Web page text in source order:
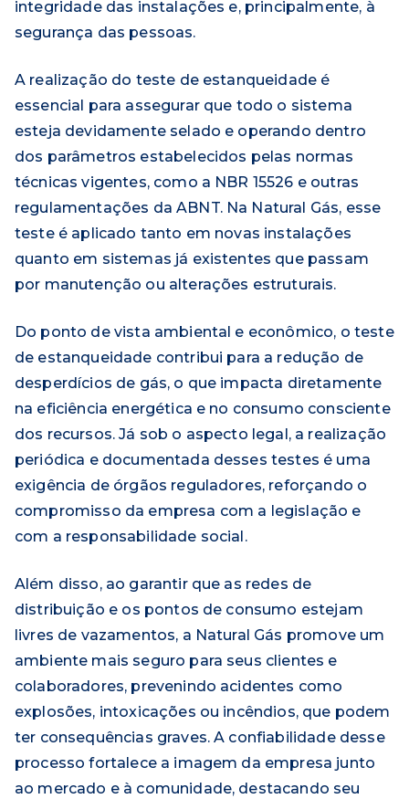
integridade das instalações e, principalmente, à
segurança das pessoas.
A realização do teste de estanqueidade é
essencial para assegurar que todo o sistema
esteja devidamente selado e operando dentro
dos parâmetros estabelecidos pelas normas
técnicas vigentes, como a NBR 15526 e outras
regulamentações da ABNT. Na Natural Gás, esse
teste é aplicado tanto em novas instalações
quanto em sistemas já existentes que passam
por manutenção ou alterações estruturais.
Do ponto de vista ambiental e econômico, o teste
de estanqueidade contribui para a redução de
desperdícios de gás, o que impacta diretamente
na eficiência energética e no consumo consciente
dos recursos. Já sob o aspecto legal, a realização
periódica e documentada desses testes é uma
exigência de órgãos reguladores, reforçando o
compromisso da empresa com a legislação e
com a responsabilidade social.
Além disso, ao garantir que as redes de
distribuição e os pontos de consumo estejam
livres de vazamentos, a Natural Gás promove um
ambiente mais seguro para seus clientes e
colaboradores, prevenindo acidentes como
explosões, intoxicações ou incêndios, que podem
ter consequências graves. A confiabilidade desse
processo fortalece a imagem da empresa junto
ao mercado e à comunidade, destacando seu